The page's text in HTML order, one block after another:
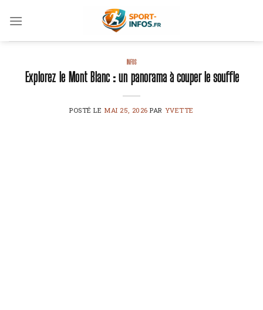
INFOS
Explorez le Mont Blanc : un panorama à couper le souffle
POSTÉ LE MAI 25, 2026 PAR YVETTE